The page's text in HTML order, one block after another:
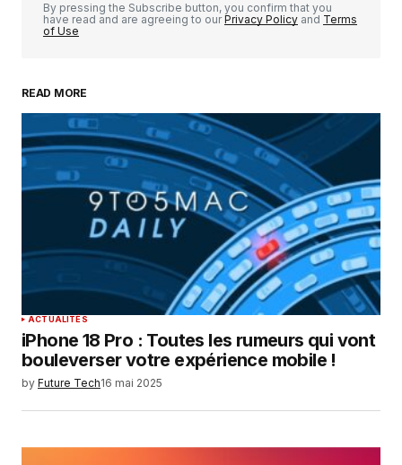
Your Name
Your E-mail*
Enregistrer mon nom, mon e-mail et mon
site dans le navigateur pour mon prochain
commentaire.
By pressing the Subscribe button, you confirm that you
have read and are agreeing to ourPrivacy Policy and Terms
of Use
READ MORE
ACTUALITÉS
iPhone 18 Pro : Toutes les rumeurs qui vont
bouleverser votre expérience mobile !
by Future Tech16 mai 2025